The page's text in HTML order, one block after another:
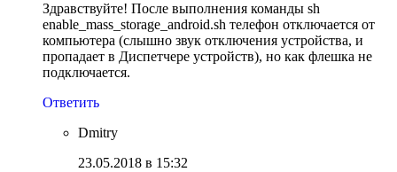
Здравствуйте! После выполнения команды sh
enable_mass_storage_android.sh телефон отключается от
компьютера (слышно звук отключения устройства, и
пропадает в Диспетчере устройств), но как флешка не
подключается.
Ответить
Dmitry
23.05.2018 в 15:32